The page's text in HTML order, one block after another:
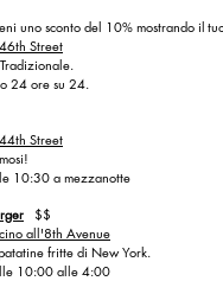
uno sconto del 10% mostrando il
Street
24 ore su 24.
Street
10:30 a mezzanotte
$$
all'8th Avenue
fritte di New York.
10:00 alle 4:00